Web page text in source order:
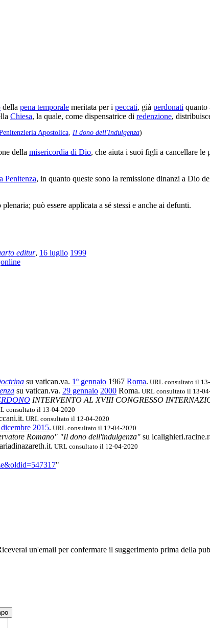
della pena temporale meritata per i peccati, già perdonati quanto
Chiesa, la quale, come dispensatrice di redenzione,
Apostolica, Il dono dell'Indulgenza)
della misericordia di Dio, che aiuta i suoi figli a cancellare le
Penitenza, in quanto queste sono la remissione dinanzi a Dio
plenaria; può essere applicata a sé stessi e anche ai defunti.
editur, 16 luglio 1999
online
su vatican.va. 1º gennaio 1967 Roma. URL consultato il
su vatican.va. 29 gennaio 2000 Roma. URL consultato il 13-
INTERVENTO AL XVIII CONGRESSO
consultato il 13-04-2020
URL consultato il 12-04-2020
2015. URL consultato il 12-04-2020
Romano" "Il dono dell'indulgenza" su
URL consultato il 12-04-2020
"
un'email per confermare il suggerimento prima della